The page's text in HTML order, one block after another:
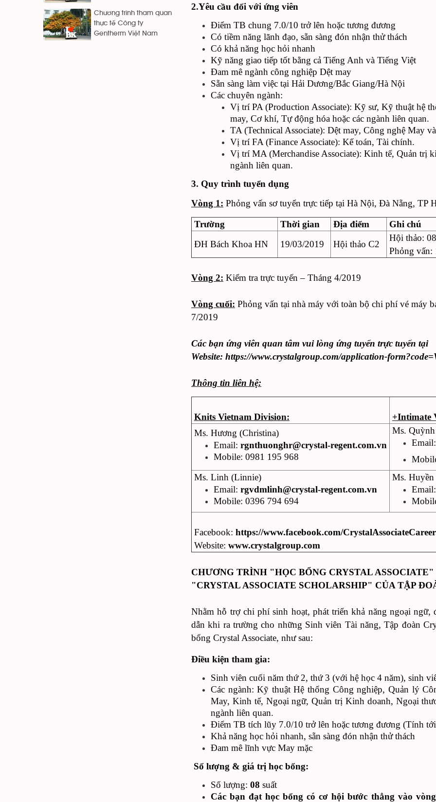
2.Yêu cầu đối với ứng viên
Điểm TB chung 7.0/10 trở lên hoặc tương đương
Có tiềm năng lãnh đạo, sẵn sàng đón nhận thử thách
Có khả năng học hỏi nhanh
Kỹ năng giao tiếp tốt bằng cả Tiếng Anh và Tiếng Việt
Đam mê ngành công nghiệp Dệt may
Sẵn sàng làm việc tại Hải Dương/Bắc Giang/Hà Nội
Các chuyên ngành:
Vị trí PA (Production Associate): Kỹ sư, Kỹ thuật hệ
may, Cơ khí, Tự động hóa hoặc các ngành liên quan.
TA (Technical Associate): Dệt may, Công nghệ May
Vị trí FA (Finance Associate): Kế toán, Tài chính.
Vị trí MA (Merchandise Associate): Kinh tế, Quản trị
ngành liên quan.
3. Quy trình tuyển dụng
Vòng 1: Phỏng vấn sơ tuyển trực tiếp tại Hà Nội, Đà Nẵng, TP
Trường Thời gian Địa điểm
Ghi chú
ĐH Bách Khoa HN
19/03/2019 Hội thảo C2
Hội thảo:
Phỏng vấn:
Vòng 2: Kiểm tra trực tuyến – Tháng 4/2019
Vòng cuối: Phỏng vấn tại nhà máy với toàn bộ chi phí vé máy
7/2019
Các bạn ứng viên quan tâm vui lòng ứng tuyển trực tuyến tại
Website: https://www.crystalgroup.com/application-
Thông tin liên hệ:
Knits Vietnam Division:
+Intimate
Ms. Hương (Christina)
Email: rgnthuonghr@crystal-regent.com.vn
Mobile: 0981 195 968
Ms.
Email:
Ms. Linh (Linnie)
Email: rgvdmlinh@crystal-regent.com.vn
Mobile: 0396 794 694
Ms. Huyền
Email:
Facebook: https://www.facebook.com/
Website: www.crystalgroup.com
CHƯƠNG TRÌNH "HỌC BỔNG CRYSTAL ASSOCIATE"
"CRYSTAL ASSOCIATE SCHOLARSHIP" CỦA TẬP
Nhằm hỗ trợ chi phí sinh hoạt, phát triển khả năng ngoại
dẫn khi ra trường cho những Sinh viên Tài năng, Tập đoàn
bổng Crystal Associate, như sau:
Điều kiện tham gia:
Sinh viên cuối năm thứ 2, thứ 3 (với hệ học 4 năm), sinh
Các ngành: Kỹ thuật Hệ thống Công nghiệp, Quản lý
May, Kinh tế, Ngoại ngữ, Quản trị Kinh doanh, Ngoại
ngành liên quan.
Điểm TB tích lũy 7.0/10 trở lên hoặc tương đương (Tính
Khả năng học hỏi nhanh, sẵn sàng đón nhận thử thách
Đam mê lĩnh vực May mặc
Số lượng & giá trị học bổng:
Số lượng: 08 suất
Các bạn đạt học bổng có cơ hội bước thẳng vào
Chương trình tham quan
thực tế Công ty
Gentherm Việt Nam